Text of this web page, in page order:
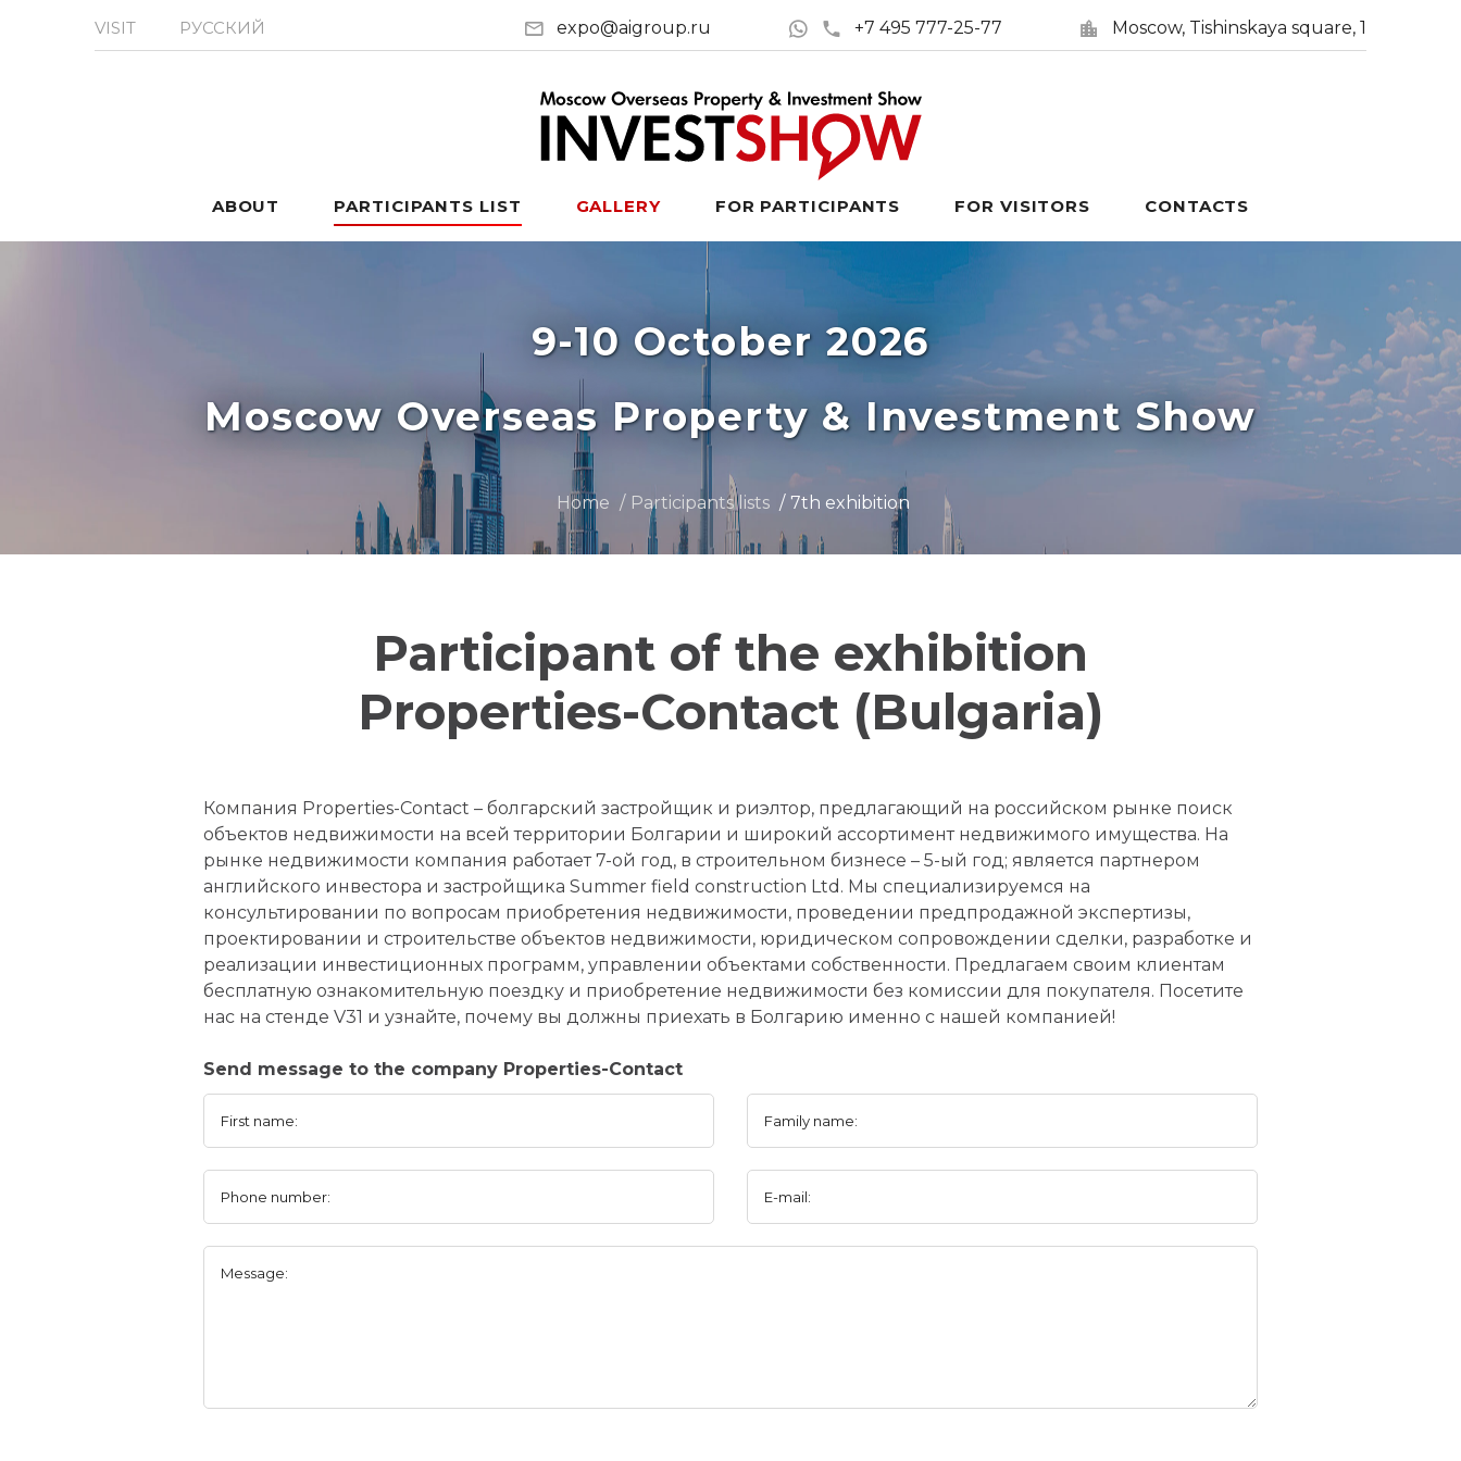
VISIT РУССКИЙ expo@aigroup.ru +7 495 777-25-77 Moscow, Tishinskaya square, 1
ABOUT PARTICIPANTS LIST GALLERY FOR PARTICIPANTS FOR VISITORS CONTACTS
9-10 October 2026
Moscow Overseas Property & Investment Show
Home Participants lists 7th exhibition
Participant of the exhibition
Properties-Contact (Bulgaria)
Компания Properties-Contact – болгарский застройщик и риэлтор, предлагающий на российском рынке поиск
объектов недвижимости на всей территории Болгарии и широкий ассортимент недвижимого имущества. На
рынке недвижимости компания работает 7-ой год, в строительном бизнесе – 5-ый год; является партнером
английского инвестора и застройщика Summer field construction Ltd. Мы специализируемся на
консультировании по вопросам приобретения недвижимости, проведении предпродажной экспертизы,
проектировании и строительстве объектов недвижимости, юридическом сопровождении сделки, разработке и
реализации инвестиционных программ, управлении объектами собственности. Предлагаем своим клиентам
бесплатную ознакомительную поездку и приобретение недвижимости без комиссии для покупателя. Посетите
нас на стенде V31 и узнайте, почему вы должны приехать в Болгарию именно с нашей компанией!
Send message to the company Properties-Contact
First name: Family name:
Phone number: E-mail:
Message: